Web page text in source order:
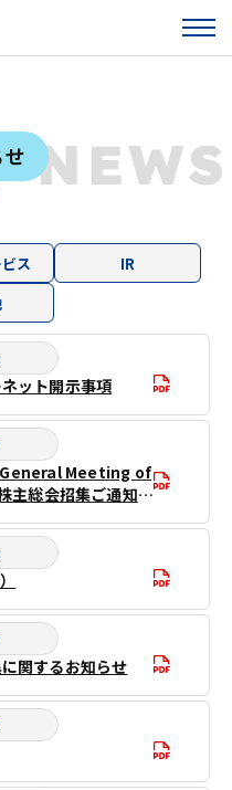
ス
IR
ット開示事項
Meeting of
主総会招集ご通知
関するお知らせ